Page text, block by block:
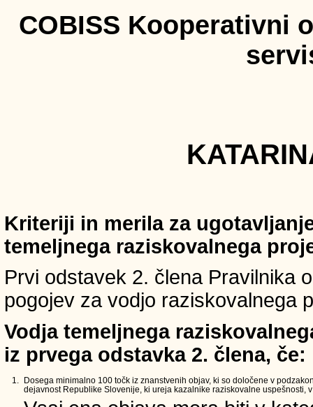
COBISS Kooperativni
Kriteriji in merila za
temeljnega raziskovalnega
Prvi odstavek 2. člena Pravilnika
pogojev za vodjo raziskovalnega
Vodja temeljnega
iz prvega odstavka 2. člena, če:
1.
Dosega minimalno 100 točk iz znanstvenih objav, ki so določene v
dejavnost Republike Slovenije, ki ureja kazalnike raziskovalne uspešnosti,